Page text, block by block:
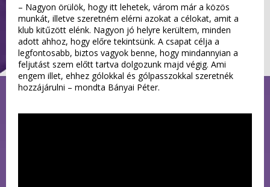
– Nagyon örülök, hogy itt lehetek, várom már a közös
munkát, illetve szeretném elérni azokat a célokat, amit a
klub kitűzött elénk. Nagyon jó helyre kerültem, minden
adott ahhoz, hogy előre tekintsünk. A csapat célja a
legfontosabb, biztos vagyok benne, hogy mindannyian a
feljutást szem előtt tartva dolgozunk majd végig. Ami
engem illet, ehhez gólokkal és gólpasszokkal szeretnék
hozzájárulni – mondta Bányai Péter.